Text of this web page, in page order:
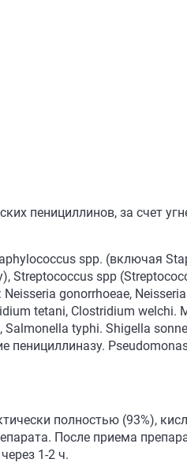
пенициллинов, за счет
spp. (включая
spp
gonorrhoeae,
tetani, Clostridium welchi.
typhi. Shigella
полностью (93%),
После приема
1-2 ч.